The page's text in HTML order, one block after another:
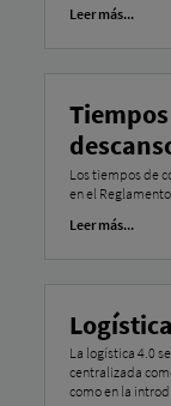
Leer más...
Los tiempos de
en el Reglamento
Leer más...
La logística 4.0
centralizada
como en la